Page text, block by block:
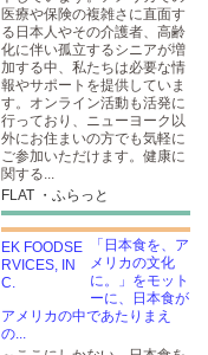
医療や保険の複雑さに直面す
る日本人やその介護者、高齢
化に伴い孤立するシニアが増
加する中、私たちは必要な情
報やサポートを提供していま
す。オンライン活動も活発に
行っており、ニューヨーク以
外にお住まいの方でも気軽に
ご参加いただけます。健康に
関する...
FLAT ・ふらっと
「日本食を、ア
メリカの文化
に。」をモット
ーに、日本食が
アメリカの中であたりまえ
の...